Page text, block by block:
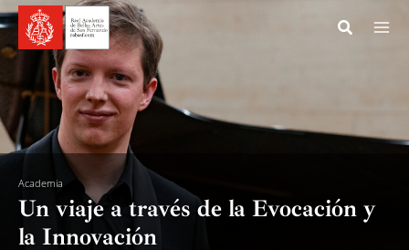
Ir
al
contenido
Academia
Un viaje a través de la Evocación y
la Innovación